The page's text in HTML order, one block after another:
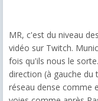
MR, c'est du niveau
vidéo sur Twitch.
fois qu'ils nous le
direction (à gauche du
réseau dense comme